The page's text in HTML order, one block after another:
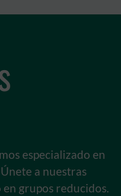
especializado en
a nuestras
grupos reducidos.